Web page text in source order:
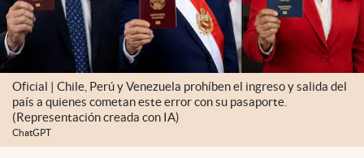
Oficial | Chile, Perú y Venezuela prohíben el ingreso y salida del
país a quienes cometan este error con su pasaporte.
(Representación creada con IA)
ChatGPT